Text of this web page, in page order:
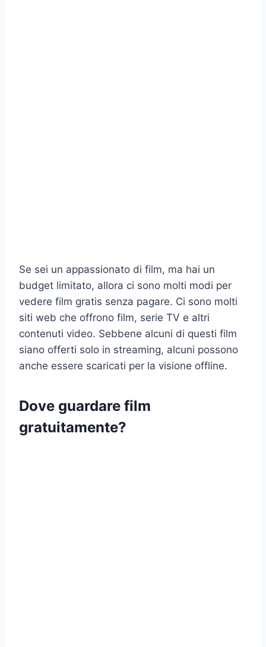
Se sei un appassionato di film, ma hai un
budget limitato, allora ci sono molti modi per
vedere film gratis senza pagare. Ci sono molti
siti web che offrono film, serie TV e altri
contenuti video. Sebbene alcuni di questi film
siano offerti solo in streaming, alcuni possono
anche essere scaricati per la visione offline.
Dove guardare film
gratuitamente?